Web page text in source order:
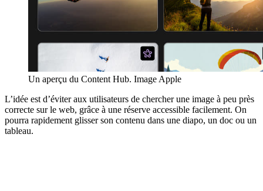
Un aperçu du Content Hub. Image Apple
L’idée est d’éviter aux utilisateurs de chercher une image à peu près
correcte sur le web, grâce à une réserve accessible facilement. On
pourra rapidement glisser son contenu dans une diapo, un doc ou un
tableau.